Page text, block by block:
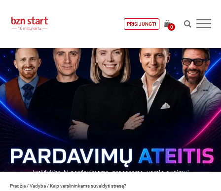
PRISIJUNGTI
0
Pradžia /Vadyba /Kaip verslininkams suvaldyti stresą?